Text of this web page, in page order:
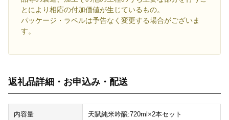
とにより相応の付加価値が生じているもの。
パッケージ・ラベルは予告なく変更する場合がございま
す。
返礼品詳細・お申込み・配送
内容量 天賦純米吟醸:720ml×2本セット